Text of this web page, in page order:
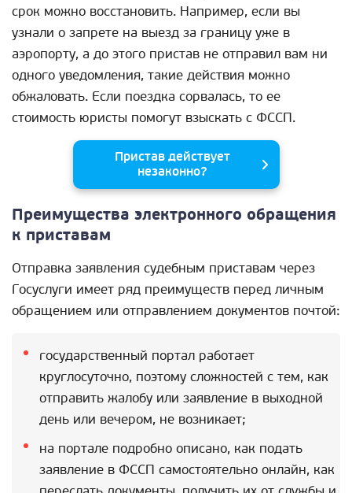
срок можно восстановить. Например, если вы
узнали о запрете на выезд за границу уже в
аэропорту, а до этого пристав не отправил вам ни
одного уведомления, такие действия можно
обжаловать. Если поездка сорвалась, то ее
стоимость юристы помогут взыскать с ФССП.
Пристав действует
незаконно?
Преимущества электронного обращения
к приставам
Отправка заявления судебным приставам через
Госуслуги имеет ряд преимуществ перед личным
обращением или отправлением документов почтой:
государственный портал работает
круглосуточно, поэтому сложностей с тем, как
отправить жалобу или заявление в выходной
день или вечером, не возникает;
на портале подробно описано, как подать
заявление в ФССП самостоятельно онлайн, как